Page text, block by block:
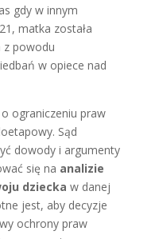
gdy w innym
matka została
z powodu
w opiece nad
ograniczeniu praw
Sąd
dowody i argumenty
się na analizie
dziecka w danej
jest, aby decyzje
ochrony praw